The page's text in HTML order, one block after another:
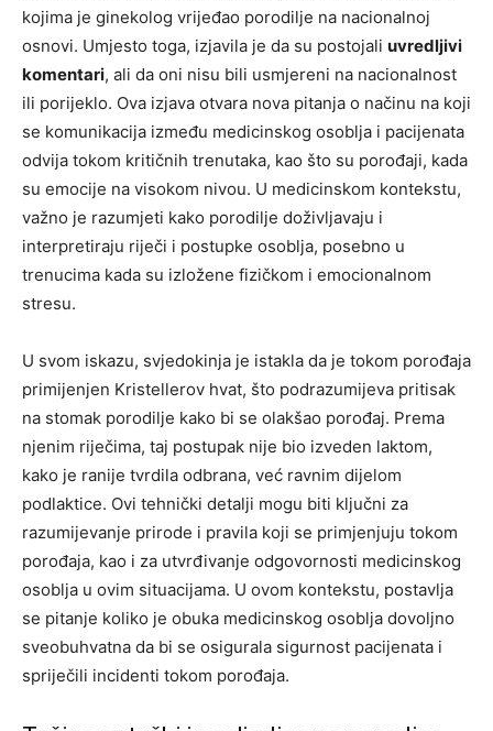
kojima je ginekolog vrijeđao porodilje na nacionalnoj
osnovi. Umjesto toga, izjavila je da su postojali uvredljivi
komentari, ali da oni nisu bili usmjereni na nacionalnost
ili porijeklo. Ova izjava otvara nova pitanja o načinu na koji
se komunikacija između medicinskog osoblja i pacijenata
odvija tokom kritičnih trenutaka, kao što su porođaji, kada
su emocije na visokom nivou. U medicinskom kontekstu,
važno je razumjeti kako porodilje doživljavaju i
interpretiraju riječi i postupke osoblja, posebno u
trenucima kada su izložene fizičkom i emocionalnom
stresu.
U svom iskazu, svjedokinja je istakla da je tokom porođaja
primijenjen Kristellerov hvat, što podrazumijeva pritisak
na stomak porodilje kako bi se olakšao porođaj. Prema
njenim riječima, taj postupak nije bio izveden laktom,
kako je ranije tvrdila odbrana, već ravnim dijelom
podlaktice. Ovi tehnički detalji mogu biti ključni za
razumijevanje prirode i pravila koji se primjenjuju tokom
porođaja, kao i za utvrđivanje odgovornosti medicinskog
osoblja u ovim situacijama. U ovom kontekstu, postavlja
se pitanje koliko je obuka medicinskog osoblja dovoljno
sveobuhvatna da bi se osigurala sigurnost pacijenata i
spriječili incidenti tokom porođaja.